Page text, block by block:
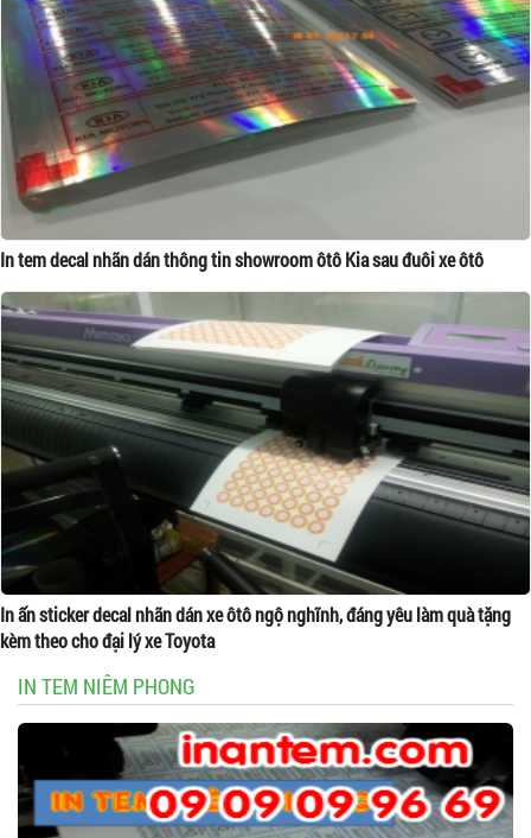
In tem decal nhãn dán thông tin showroom ôtô Kia sau đuôi xe ôtô
In ấn sticker decal nhãn dán xe ôtô ngộ nghĩnh, đáng yêu làm quà tặng
kèm theo cho đại lý xe Toyota
IN TEM NIÊM PHONG